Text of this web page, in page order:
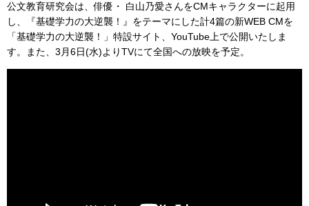
公文教育研究会は、俳優・ 白山乃愛さんをCMキャラクターに起用
し、『基礎学力の大逆襲！』をテーマにした計4篇の新WEB CMを
「基礎学力の大逆襲！」特設サイト、YouTube上で公開いたしま
す。また、3月6日(水)よりTVにて全国への放映を予定。